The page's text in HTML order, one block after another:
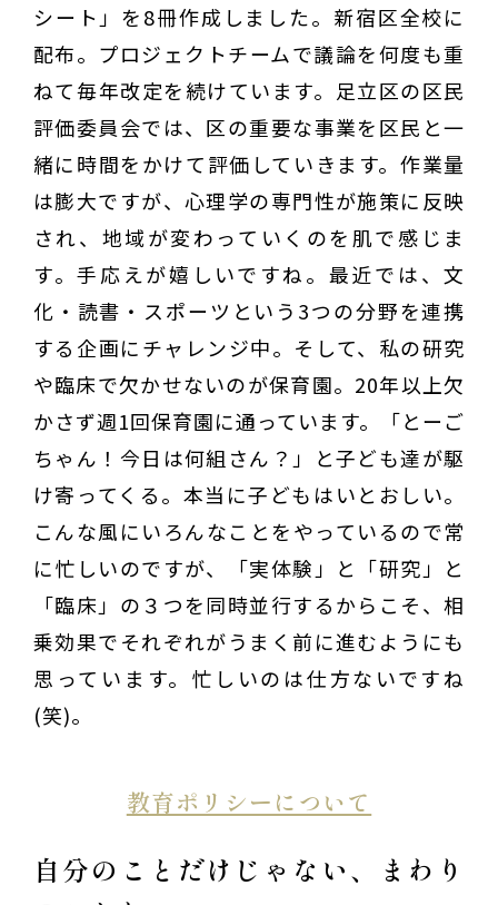
シート」を8冊作成しました。新宿区全校に
配布。プロジェクトチームで議論を何度も重
ねて毎年改定を続けています。足立区の区民
評価委員会では、区の重要な事業を区民と一
緒に時間をかけて評価していきます。作業量
は膨大ですが、心理学の専門性が施策に反映
され、地域が変わっていくのを肌で感じま
す。手応えが嬉しいですね。最近では、文
化・読書・スポーツという3つの分野を連携
する企画にチャレンジ中。そして、私の研究
や臨床で欠かせないのが保育園。20年以上欠
かさず週1回保育園に通っています。「とーご
ちゃん！今日は何組さん？」と子ども達が駆
け寄ってくる。本当に子どもはいとおしい。
こんな風にいろんなことをやっているので常
に忙しいのですが、「実体験」と「研究」と
「臨床」の３つを同時並行するからこそ、相
乗効果でそれぞれがうまく前に進むようにも
思っています。忙しいのは仕方ないですね
(笑)。
教育ポリシーについて
自分のことだけじゃない、まわり